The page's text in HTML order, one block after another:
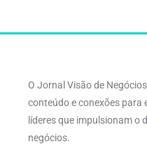
O Jornal Visão de
conteúdo e conexões para
líderes que impulsionam o
negócios.